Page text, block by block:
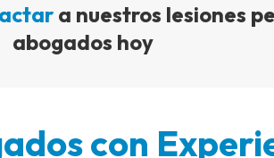
a nuestros lesiones
abogados hoy
con